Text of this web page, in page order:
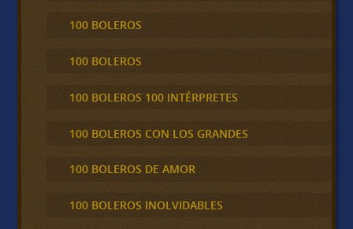
100 BOLEROS
100 BOLEROS
100 BOLEROS 100 INTÉRPRETES
100 BOLEROS CON LOS GRANDES
100 BOLEROS DE AMOR
100 BOLEROS INOLVIDABLES